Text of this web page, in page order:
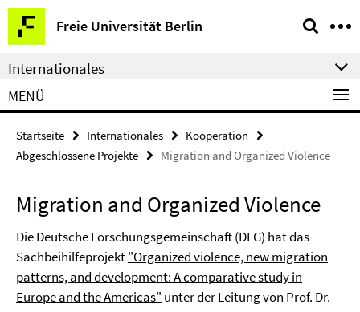
Springe
direkt
zu
Inhalt
Freie Universität Berlin
Service-
Navigation
Internationales
MENÜ
Startseite Internationales
Kooperation
Abgeschlossene Projekte
Migration and Organized Violence
Migration and Organized Violence
Die Deutsche Forschungsgemeinschaft (DFG) hat das
Sachbeihilfeprojekt"Organized violence, new migration
patterns, and development: A comparative study in
Europe and the Americas" unter der Leitung von Prof. Dr.